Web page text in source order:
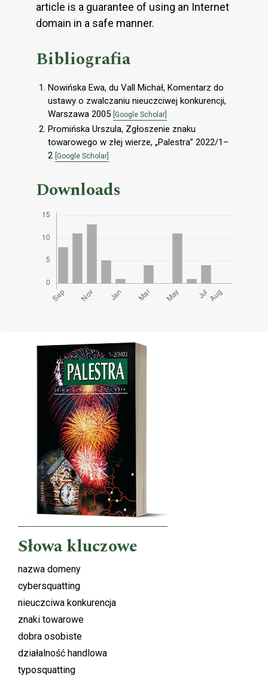
article is a guarantee of using an Internet
domain in a safe manner.
Bibliografia
Nowińska Ewa, du Vall Michał, Komentarz do
ustawy o zwalczaniu nieuczciwej konkurencji,
Warszawa 2005 [Google Scholar]
Promińska Urszula, Zgłoszenie znaku
towarowego w złej wierze, „Palestra” 2022/1–
2 [Google Scholar]
Downloads
Cover image
Słowa kluczowe
nazwa domeny
cybersquatting
nieuczciwa konkurencja
znaki towarowe
dobra osobiste
działalność handlowa
typosquatting